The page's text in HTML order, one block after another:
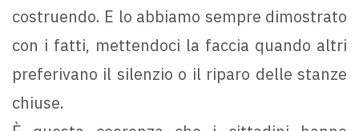
costruendo. E lo abbiamo sempre dimostrato
con i fatti, mettendoci la faccia quando altri
preferivano il silenzio o il riparo delle stanze
chiuse.